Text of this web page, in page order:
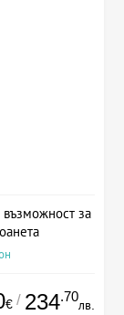
за
€ / 234.70
лв.